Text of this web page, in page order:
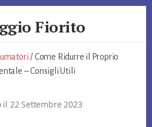
Fiorito
/Come Ridurre il Proprio
– Consigli Utili
il 22 Settembre 2023